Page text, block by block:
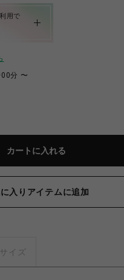
用で
分 〜
カートに入れる
入りアイテムに追加
サイズ